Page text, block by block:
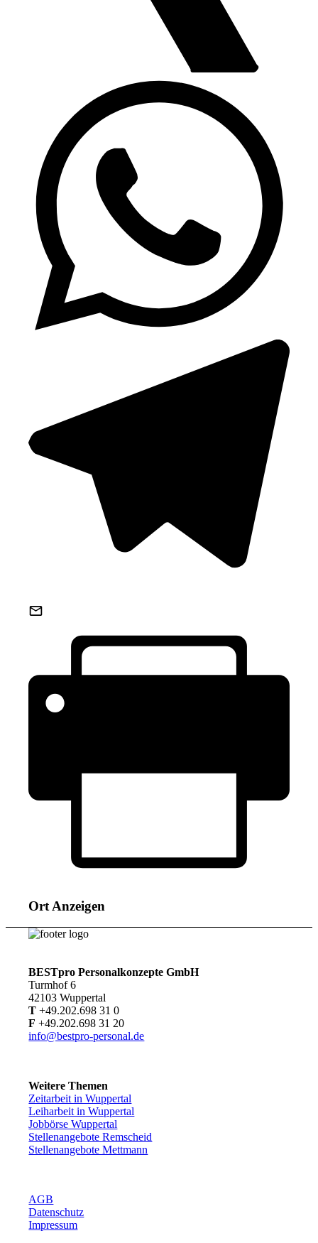
Ort Anzeigen
BESTpro Personalkonzepte GmbH
Turmhof 6
42103 Wuppertal
T +49.202.698 31 0
F +49.202.698 31 20
info@bestpro-personal.de
Weitere Themen
Zeitarbeit in Wuppertal
Leiharbeit in Wuppertal
Jobbörse Wuppertal
Stellenangebote Remscheid
Stellenangebote Mettmann
AGB
Datenschutz
Impressum